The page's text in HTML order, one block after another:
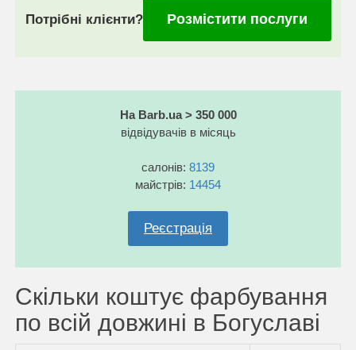
Потрібні клієнти? Розмістити послуги
На Barb.ua > 350 000
відвідувачів в місяць
салонів: 8139
майстрів: 14454
Реєстрація
Скільки коштує фарбування
по всій довжині в Богуславі